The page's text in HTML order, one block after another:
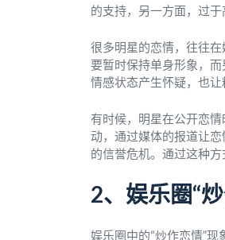
的支持，另一方面，过
很多明星的恋情，往往
要暂时保持单身形象，
情感状态产生怀疑，也让
有时候，明星在公开恋
动，通过媒体的报道让
的信誉危机。通过这种
2、娱乐圈“
娱乐圈中的“炒作恋情”